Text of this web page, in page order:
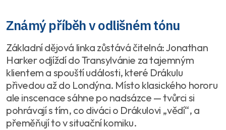
Známý příběh v odlišném tónu
Základní dějová linka zůstává čitelná: Jonathan
Harker odjíždí do Transylvánie za tajemným
klientem a spouští události, které Drákulu
přivedou až do Londýna. Místo klasického hororu
ale inscenace sáhne po nadsázce — tvůrci si
pohrávají s tím, co diváci o Drákulovi „vědí“, a
přeměňují to v situační komiku.